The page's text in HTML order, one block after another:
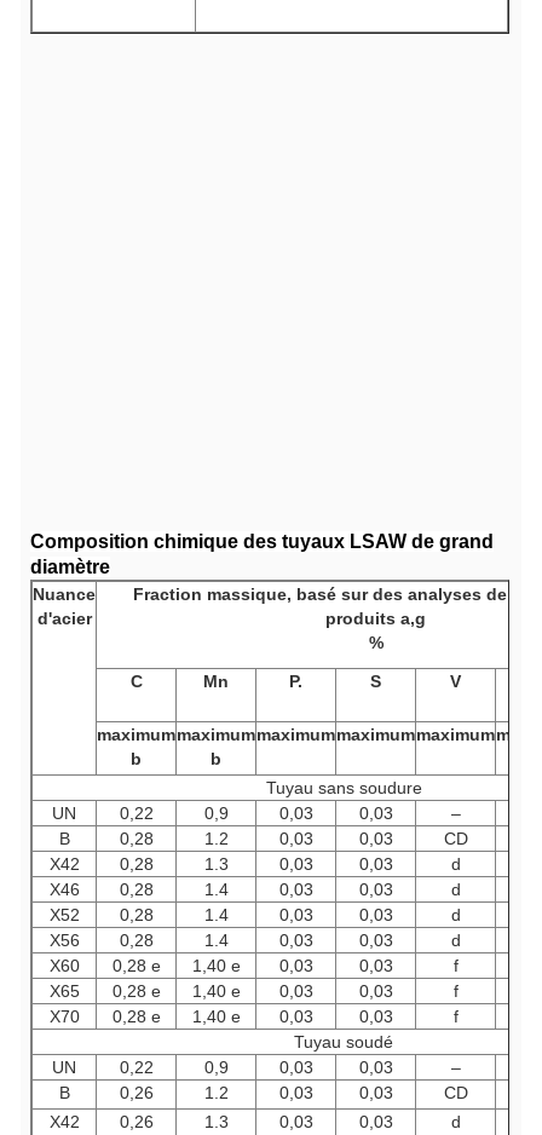
Composition chimique des tuyaux LSAW de grand
diamètre
Nuance
d'acier
Fraction massique, basé sur des analyses de
produits a,g
%
C
Mn P. S V
maximum
b
maximum
b
maximummaximummaximum
Tuyau sans soudure
UN
0,22 0,9 0,03 0,03 –
B
0,28 1.2 0,03 0,03 CD
X42
0,28 1.3 0,03 0,03 d
X46
0,28 1.4 0,03 0,03 d
X52
0,28 1.4 0,03 0,03 d
X56
0,28 1.4 0,03 0,03 d
X60
0,28 e 1,40 e 0,03 0,03 f
X65
0,28 e 1,40 e 0,03 0,03 f
X70
0,28 e 1,40 e 0,03 0,03 f
Tuyau soudé
UN
0,22 0,9 0,03 0,03 –
B
0,26 1.2 0,03 0,03 CD
X42
0,26 1.3 0,03 0,03 d